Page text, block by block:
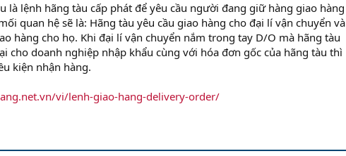
là lệnh hãng tàu cấp phát để yêu cầu người đang giữ hàng giao hàng
quan hệ sẽ là: Hãng tàu yêu cầu giao hàng cho đại lí vận chuyển và
hàng cho họ. Khi đại lí vận chuyển nắm trong tay D/O mà hãng tàu
cho doanh nghiệp nhập khẩu cùng với hóa đơn gốc của hãng tàu thì
kiện nhận hàng.
vi/lenh-giao-hang-delivery-order/